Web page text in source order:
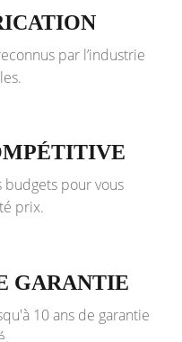
par l’industrie
budgets pour vous
prix.
GARANTIE
10 ans de garantie